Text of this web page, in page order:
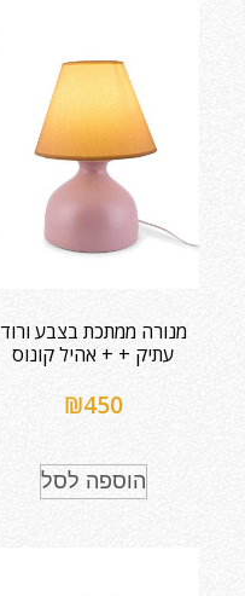
מנורה ממתכת בצבע ורוד
עתיק + + אהיל קונוס
₪450
הוספה לסל